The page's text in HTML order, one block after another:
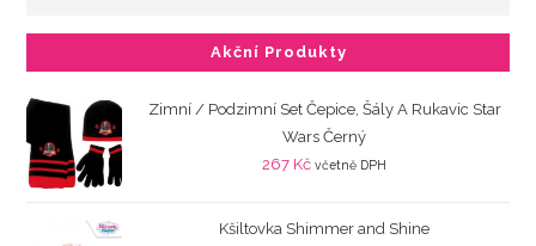
Akční Produkty
Zimní / Podzimní Set Čepice, Šály A Rukavic Star
Wars Černý
267 Kč včetně DPH
Kšiltovka Shimmer and Shine